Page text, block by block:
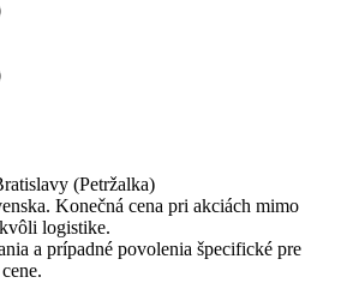
(Petržalka)
Konečná cena pri akciách mimo
logistike.
a prípadné povolenia špecifické pre